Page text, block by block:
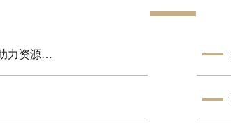
东莞客户定制郑州九天啤酒糟烘干生产线成功投产 助力资源高效循环